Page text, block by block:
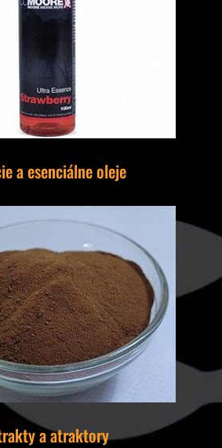
a esenciálne oleje
a atraktory